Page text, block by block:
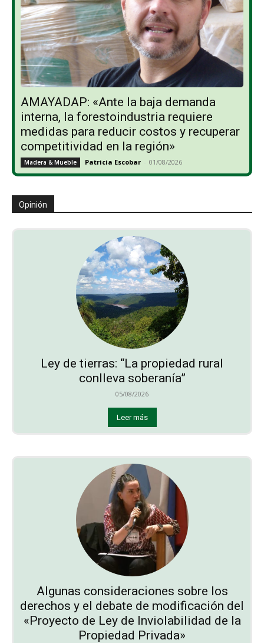
AMAYADAP: «Ante la baja demanda
interna, la forestoindustria requiere
medidas para reducir costos y recuperar
competitividad en la región»
Madera & Mueble Patricia Escobar - 01/08/2026
Opinión
Ley de tierras: “La propiedad rural
conlleva soberanía”
05/08/2026
Leer más
Algunas consideraciones sobre los
derechos y el debate de modificación del
«Proyecto de Ley de Inviolabilidad de la
Propiedad Privada»